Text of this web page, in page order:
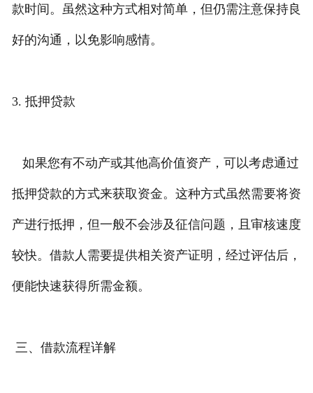
款时间。虽然这种方式相对简单，但仍需注意保持良
好的沟通，以免影响感情。
3. 抵押贷款
如果您有不动产或其他高价值资产，可以考虑通过
抵押贷款的方式来获取资金。这种方式虽然需要将资
产进行抵押，但一般不会涉及征信问题，且审核速度
较快。借款人需要提供相关资产证明，经过评估后，
便能快速获得所需金额。
三、借款流程详解